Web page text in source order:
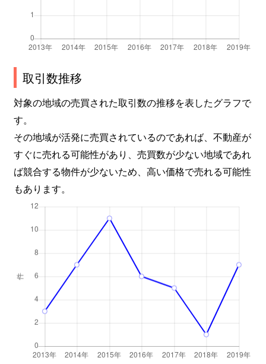
取引数推移
対象の地域の売買された取引数の推移を表したグラフで
す。
その地域が活発に売買されているのであれば、不動産が
すぐに売れる可能性があり、売買数が少ない地域であれ
ば競合する物件が少ないため、高い価格で売れる可能性
もあります。